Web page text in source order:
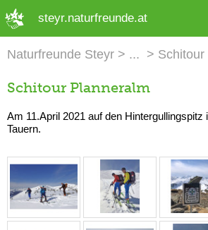
steyr.naturfreunde.at
Naturfreunde Steyr Schitour
Schitour Planneralm
Am 11.April 2021 auf den Hintergullingspitz
Tauern.